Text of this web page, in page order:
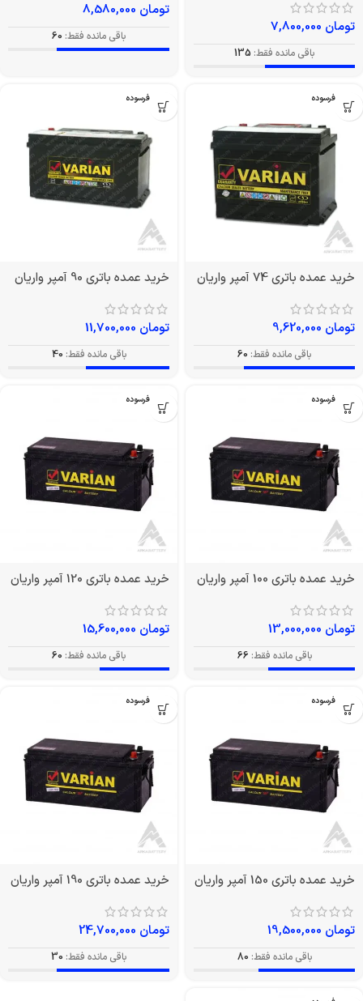
تومان
باقی مانده فقط: 135
تومان
باقی مانده فقط: 60
بدون فرسوده
خرید عمده باتری 74 آمپر واریان
تومان
باقی مانده فقط: 60
بدون فرسوده
خرید عمده باتری 90 آمپر واریان
تومان
باقی مانده فقط: 40
بدون فرسوده
خرید عمده باتری 100 آمپر واریان
تومان
باقی مانده فقط: 66
بدون فرسوده
خرید عمده باتری 120 آمپر واریان
تومان
باقی مانده فقط: 60
بدون فرسوده
خرید عمده باتری 150 آمپر واریان
تومان
باقی مانده فقط: 80
بدون فرسوده
خرید عمده باتری 190 آمپر واریان
تومان
باقی مانده فقط: 30